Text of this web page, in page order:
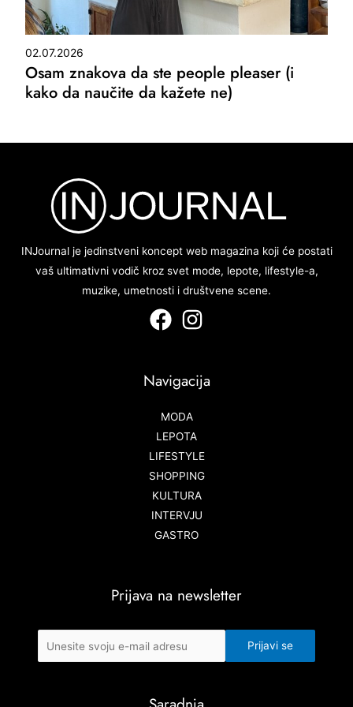
02.07.2026
Osam znakova da ste people pleaser (i
kako da naučite da kažete ne)
INJournal je jedinstveni koncept web magazina koji će postati
vaš ultimativni vodič kroz svet mode, lepote, lifestyle-a,
muzike, umetnosti i društvene scene.
Navigacija
MODA
LEPOTA
LIFESTYLE
SHOPPING
KULTURA
INTERVJU
GASTRO
Prijava na newsletter